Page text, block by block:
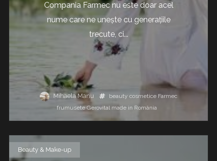
Compania Farmec nu este doar acel
nume care ne unește cu generațiile
trecute, ci...
Mihaela Manu beauty cosmetice Farmec
frumusete Gerovital made in România
Beauty & Make-up